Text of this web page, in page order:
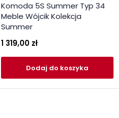
Komoda 5S Summer Typ 34
Meble Wójcik Kolekcja
Summer
1 319,00 zł
Dodaj do koszyka